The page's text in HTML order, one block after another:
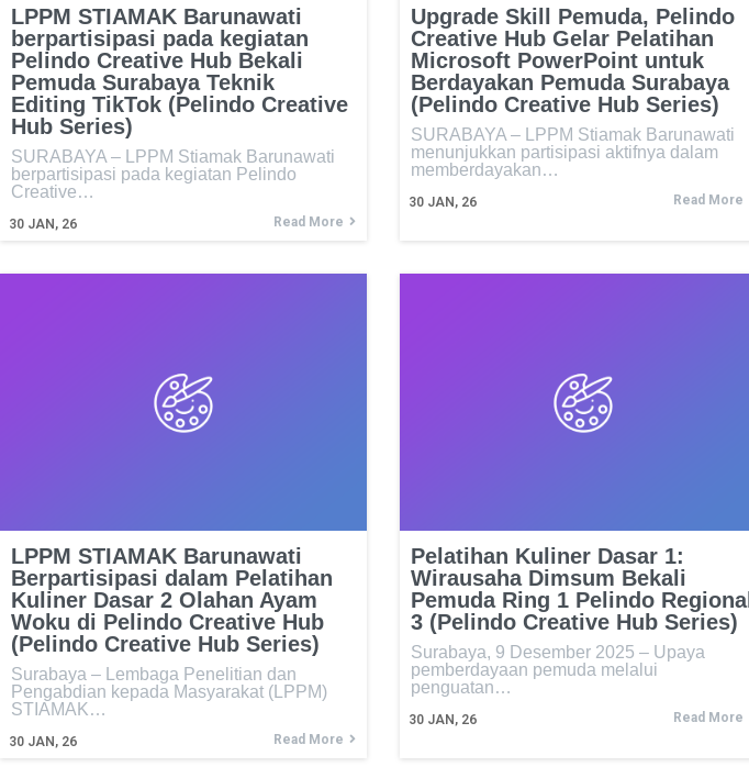
LPPM STIAMAK Barunawati
berpartisipasi pada kegiatan
Pelindo Creative Hub Bekali
Pemuda Surabaya Teknik
Editing TikTok (Pelindo Creative
Hub Series)
30 JAN, 26
SURABAYA – LPPM Stiamak Barunawati
berpartisipasi pada kegiatan Pelindo
Creative…
Read More
Upgrade Skill Pemuda, Pelindo
Creative Hub Gelar Pelatihan
Microsoft PowerPoint untuk
Berdayakan Pemuda Surabaya
(Pelindo Creative Hub Series)
30 JAN, 26
SURABAYA – LPPM Stiamak Barunawati
menunjukkan partisipasi aktifnya dalam
memberdayakan…
Read More
LPPM STIAMAK Barunawati
Berpartisipasi dalam Pelatihan
Kuliner Dasar 2 Olahan Ayam
Woku di Pelindo Creative Hub
(Pelindo Creative Hub Series)
30 JAN, 26
Surabaya – Lembaga Penelitian dan
Pengabdian kepada Masyarakat (LPPM)
STIAMAK…
Read More
Pelatihan Kuliner Dasar 1:
Wirausaha Dimsum Bekali
Pemuda Ring 1 Pelindo Regional
3 (Pelindo Creative Hub Series)
30 JAN, 26
Surabaya, 9 Desember 2025 – Upaya
pemberdayaan pemuda melalui
penguatan…
Read More